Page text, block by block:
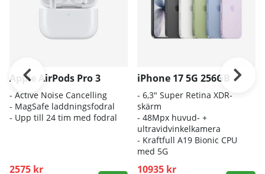
Apple AirPods Pro 3
- Active Noise Cancelling
- MagSafe laddningsfodral
- Upp till 24 tim med fodral
2575 kr
iPhone 17 5G 256GB
- 6,3" Super Retina XDR-
skärm
- 48Mpx huvud- +
ultravidvinkelkamera
- Kraftfull A19 Bionic CPU
med 5G
10935 kr